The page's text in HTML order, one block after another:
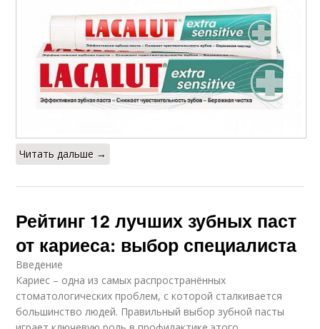
Читать дальше →
Рейтинг 12 лучших зубных паст
от кариеса: выбор специалиста
Введение
Кариес – одна из самых распространённых
стоматологических проблем, с которой сталкивается
большинство людей. Правильный выбор зубной пасты